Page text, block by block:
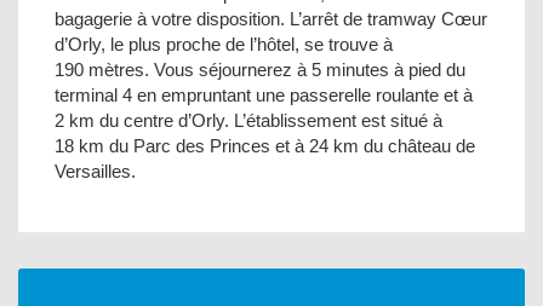
bagagerie à votre disposition. L’arrêt de tramway Cœur
d’Orly, le plus proche de l’hôtel, se trouve à
190 mètres. Vous séjournerez à 5 minutes à pied du
terminal 4 en empruntant une passerelle roulante et à
2 km du centre d’Orly. L’établissement est situé à
18 km du Parc des Princes et à 24 km du château de
Versailles.